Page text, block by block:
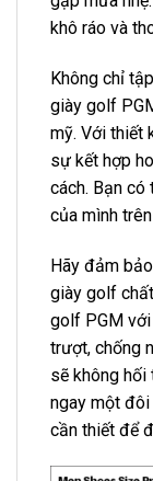
khô ráo và
Không chỉ
giày golf
mỹ. Với thiết
sự kết hợp
cách. Bạn có
của mình
Hãy đảm
giày golf
golf PGM với
trượt, chống
sẽ không
ngay một
cần thiết để